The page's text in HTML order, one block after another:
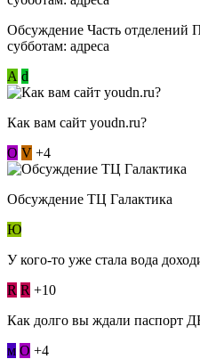
Обсуждение Часть отделений
субботам: адреса
А d
Как вам сайт youdn.ru?
О V +4
Обсуждение ТЦ Галактика
Ю
У кого-то уже стала вода
R R +10
Как долго вы ждали паспорт
м О +4